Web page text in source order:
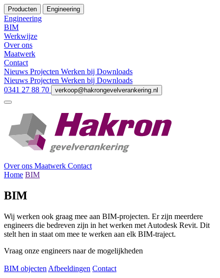
Producten Engineering
Engineering
BIM
Werkwijze
Over ons
Maatwerk
Contact
Nieuws Projecten Werken bij Downloads
Nieuws Projecten Werken bij Downloads
0341 27 88 70
verkoop@hakrongevelverankering.nl
Over ons Maatwerk Contact
Home BIM
BIM
Wij werken ook graag mee aan BIM-projecten. Er zijn meerdere
engineers die bedreven zijn in het werken met Autodesk Revit. Dit
stelt hen in staat om mee te werken aan elk BIM-traject.
Vraag onze engineers naar de mogelijkheden
BIM objecten Afbeeldingen Contact